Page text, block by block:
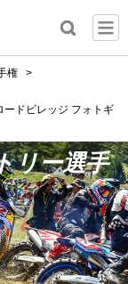
権
>
ドビレッジ フォトギ
リー選手